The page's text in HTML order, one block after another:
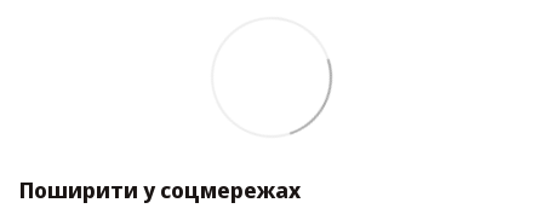
Поширити у соцмережах